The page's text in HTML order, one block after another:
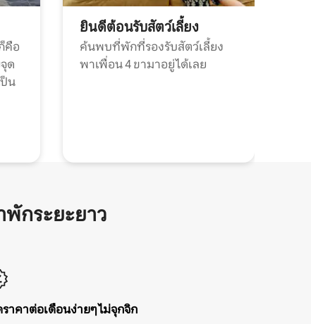
คือ
ด
ป็น
ยินดีต้อนรับสัตว์เลี้ยง
ค้นพบที่พักที่รองรับสัตว์เลี้ยง
พาเพื่อน 4 ขามาอยู่ได้เลย
พักระยะยาว
าคาต่อเดือนง่ายๆ ไม่จุกจิก